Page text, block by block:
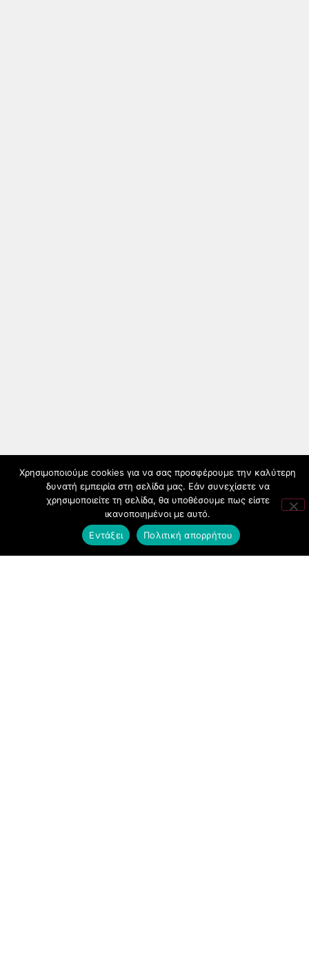
Χρησιμοποιούμε cookies για να σας προσφέρουμε την καλύτερη
δυνατή εμπειρία στη σελίδα μας. Εάν συνεχίσετε να
χρησιμοποιείτε τη σελίδα, θα υποθέσουμε πως είστε
ικανοποιημένοι με αυτό.
Εντάξει
Πολιτική απορρήτου